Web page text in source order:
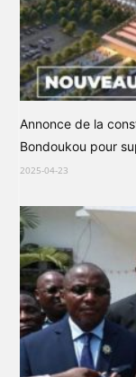
Annonce de la
Bondoukou pour
2025-04-23